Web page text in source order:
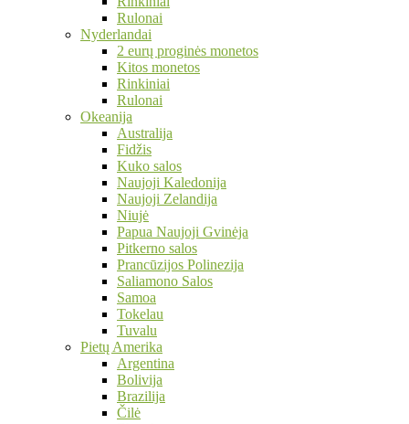
Rulonai
Nyderlandai
2 eurų proginės monetos
Kitos monetos
Rinkiniai
Rulonai
Okeanija
Australija
Fidžis
Kuko salos
Naujoji Kaledonija
Naujoji Zelandija
Niujė
Papua Naujoji Gvinėja
Pitkerno salos
Prancūzijos Polinezija
Saliamono Salos
Samoa
Tokelau
Tuvalu
Pietų Amerika
Argentina
Bolivija
Brazilija
Čilė